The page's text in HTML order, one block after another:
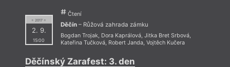
= 2017 =
2. 9.
15:00
Čtení
Děčín– Růžová zahrada zámku
Bogdan Trojak, Dora Kaprálová, Jitka Bret Srbová,
Kateřina Tučková, Robert Janda, Vojtěch Kučera
Děčínský Zarafest: 3. den